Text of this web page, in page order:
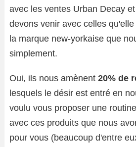
avec les ventes Urban Decay
devons venir avec celles
la marque new-yorkaise que
simplement.
Oui, ils nous amènent 20% de
lesquels le désir est entré en
voulu vous proposer une
avec ces produits que nous
pour vous (beaucoup d'entre